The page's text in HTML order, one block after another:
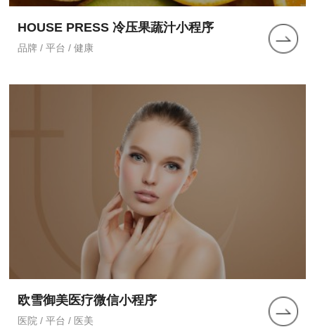
HOUSE PRESS 冷压果蔬汁小程序
品牌 / 平台 / 健康
欧雪御美医疗微信小程序
医院 / 平台 / 医美